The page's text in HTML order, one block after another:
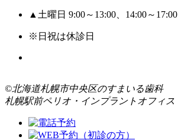
▲土曜日 9:00～13:00、14:00～17:00
※日祝は休診日
©北海道札幌市中央区のすまいる歯科
札幌駅前ペリオ・インプラントオフィス